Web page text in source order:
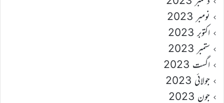
نومبر 2023
اکتوبر 2023
ستمبر 2023
اگست 2023
جولائی 2023
جون 2023